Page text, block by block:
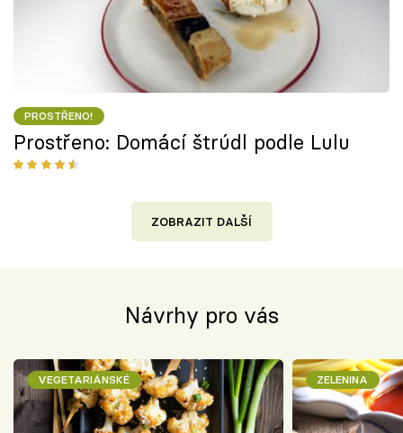
PROSTŘENO!
Prostřeno: Domácí štrúdl podle Lulu
ZOBRAZIT DALŠÍ
Návrhy pro vás
VEGETARIÁNSKÉ ZELENINA